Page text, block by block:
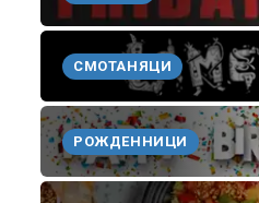
СМОТАНЯЦИ
РОЖДЕННИЦИ